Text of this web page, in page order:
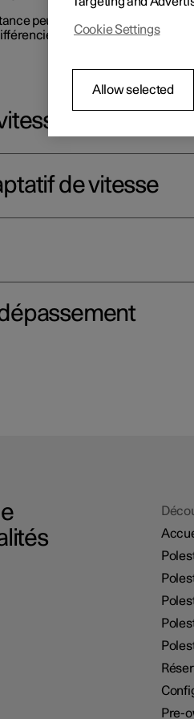
peuvent vous aider lors de
de vitesse
Pre-
Cookie Settings
Allow selected